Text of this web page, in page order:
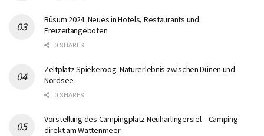
Büsum 2024: Neues in Hotels, Restaurants und
Freizeitangeboten
0 SHARES
Zeltplatz Spiekeroog: Naturerlebnis zwischen Dünen und
Nordsee
0 SHARES
Vorstellung des Campingplatz Neuharlingersiel – Camping
direkt am Wattenmeer